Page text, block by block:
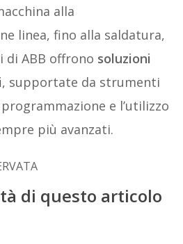
alla
linea, fino alla saldatura,
ABB offrono soluzioni
, supportate da strumenti
e l’utilizzo
più avanzati.
di questo articolo